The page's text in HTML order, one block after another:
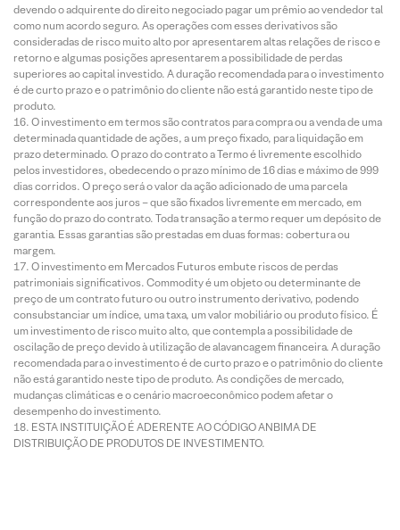
devendo o adquirente do direito negociado pagar um prêmio ao vendedor tal
como num acordo seguro. As operações com esses derivativos são
consideradas de risco muito alto por apresentarem altas relações de risco e
retorno e algumas posições apresentarem a possibilidade de perdas
superiores ao capital investido. A duração recomendada para o investimento
é de curto prazo e o patrimônio do cliente não está garantido neste tipo de
produto.
O investimento em termos são contratos para compra ou a venda de uma
determinada quantidade de ações, a um preço fixado, para liquidação em
prazo determinado. O prazo do contrato a Termo é livremente escolhido
pelos investidores, obedecendo o prazo mínimo de 16 dias e máximo de 999
dias corridos. O preço será o valor da ação adicionado de uma parcela
correspondente aos juros – que são fixados livremente em mercado, em
função do prazo do contrato. Toda transação a termo requer um depósito de
garantia. Essas garantias são prestadas em duas formas: cobertura ou
margem.
O investimento em Mercados Futuros embute riscos de perdas
patrimoniais significativos. Commodity é um objeto ou determinante de
preço de um contrato futuro ou outro instrumento derivativo, podendo
consubstanciar um índice, uma taxa, um valor mobiliário ou produto físico. É
um investimento de risco muito alto, que contempla a possibilidade de
oscilação de preço devido à utilização de alavancagem financeira. A duração
recomendada para o investimento é de curto prazo e o patrimônio do cliente
não está garantido neste tipo de produto. As condições de mercado,
mudanças climáticas e o cenário macroeconômico podem afetar o
desempenho do investimento.
ESTA INSTITUIÇÃO É ADERENTE AO CÓDIGO ANBIMA DE
DISTRIBUIÇÃO DE PRODUTOS DE INVESTIMENTO.